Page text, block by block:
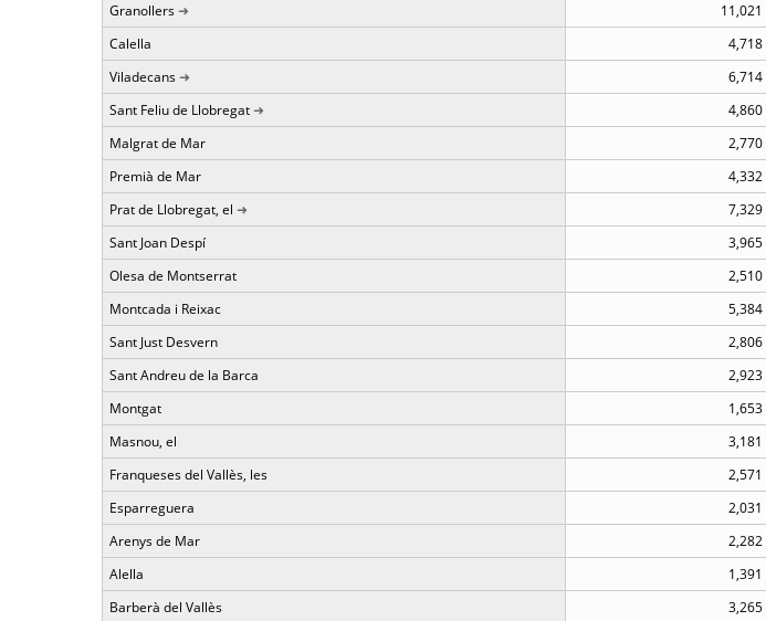
Granollers
11,021
Calella
4,718
Viladecans
6,714
Sant Feliu de Llobregat
4,860
Malgrat de Mar
2,770
Premià de Mar
4,332
Prat de Llobregat, el
7,329
Sant Joan Despí
3,965
Olesa de Montserrat
2,510
Montcada i Reixac
5,384
Sant Just Desvern
2,806
Sant Andreu de la Barca
2,923
Montgat
1,653
Masnou, el
3,181
Franqueses del Vallès, les
2,571
Esparreguera
2,031
Arenys de Mar
2,282
Alella
1,391
Barberà del Vallès
3,265